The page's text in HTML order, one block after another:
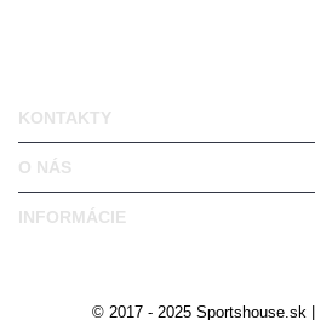
KONTAKTY
O NÁS
INFORMÁCIE
© 2017 - 2025 Sportshouse.sk